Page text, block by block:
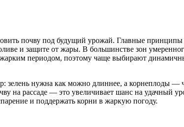
почву под будущий урожай. Главные
и защите от жары. В большинстве зон
периодом, поэтому чаще выбирают
зелень нужна как можно длиннее, а корнеплоды —
на рассаде — это увеличивает шанс на удачный
и поддержать корни в жаркую погоду.